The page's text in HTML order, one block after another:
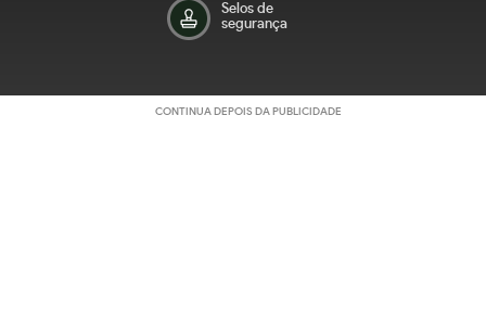
Selos de
segurança
CONTINUA DEPOIS DA PUBLICIDADE